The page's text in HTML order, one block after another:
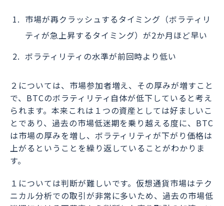
市場が再クラッシュするタイミング（ボラティリ
ティが急上昇するタイミング）が2か月ほど早い
ボラティリティの水準が前回時より低い
２については、市場参加者増え、その厚みが増すこと
で、BTCのボラティリティ自体が低下していると考え
られます。本来これは１つの資産としては好ましいこ
とであり、過去の市場低迷期を乗り越える度に、BTC
は市場の厚みを増し、ボラティリティが下がり価格は
上がるということを繰り返していることがわかりま
す。
１については判断が難しいです。仮想通貨市場はテク
ニカル分析での取引が非常に多いため、過去の市場低